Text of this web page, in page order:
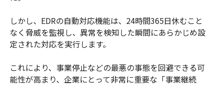
しかし、EDRの自動対応機能は、24時間365日休むこと
なく脅威を監視し、異常を検知した瞬間にあらかじめ設
定された対応を実行します。
これにより、事業停止などの最悪の事態を回避できる可
能性が高まり、企業にとって非常に重要な「事業継続